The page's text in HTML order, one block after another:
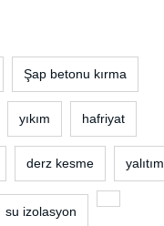
Şap betonu kırma
yıkım hafriyat
derz kesme yalıtım
su izolasyon